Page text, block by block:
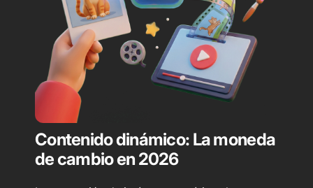
Contenido dinámico: La moneda
de cambio en 2026